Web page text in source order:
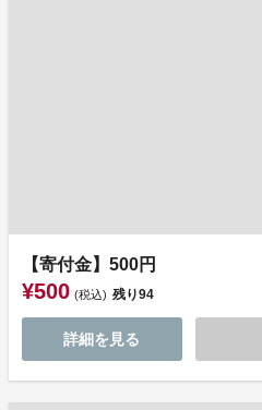
【寄付金】500円
¥500 (税込) 残り94
詳細を見る